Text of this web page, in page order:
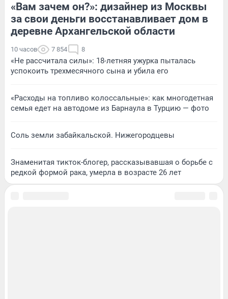
«Вам зачем он?»: дизайнер из Москвы
за свои деньги восстанавливает дом в
деревне Архангельской области
10 часов 7 854 8
«Не рассчитала силы»: 18-летняя ужурка пыталась
успокоить трехмесячного сына и убила его
«Расходы на топливо колоссальные»: как многодетная
семья едет на автодоме из Барнаула в Турцию — фото
Соль земли забайкальской. Нижегородцевы
Знаменитая тикток-блогер, рассказывавшая о борьбе с
редкой формой рака, умерла в возрасте 26 лет